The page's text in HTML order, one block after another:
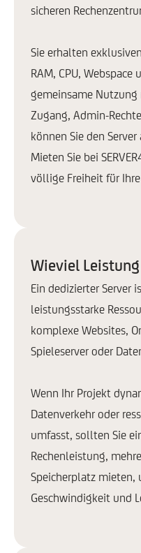
Proxmox
* Nicht verfügbar für VPS
den Arbeitsspeicher.
sicheren
Sie erhalten
RAM, CPU,
gemeinsame
Zugang, Admin-
können Sie den
Mieten Sie bei
völlige Freiheit für
Wieviel
Ein dedizierter Server
leistungsstarke
komplexe Websites,
Spieleserver oder
Wenn Ihr Projekt
Datenverkehr oder
umfasst, sollten Sie
Rechenleistung,
Speicherplatz
Geschwindigkeit und